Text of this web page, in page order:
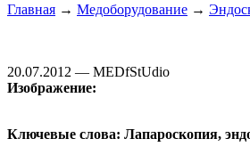
Главная → Медоборудование →
20.07.2012 — MEDfStUdio
Изображение:
Ключевые слова: Лапароскопия,